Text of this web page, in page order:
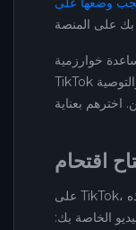
خوارزمية
TikTok على فهم موضوع المحتوى الخاص بك والتوصية
على TikTok، لا يقتصر التفاعل على الإعجابات فقط. هذه
الخاصة بك: